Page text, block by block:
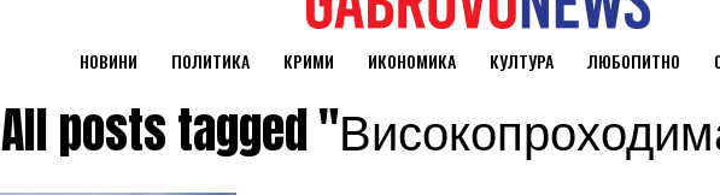
НОВИНИ ПОЛИТИКА КРИМИ ИКОНОМИКА КУЛТУРА ЛЮБОПИТНО
All posts tagged